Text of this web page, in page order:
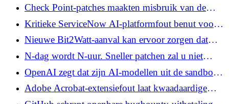
ervoor dat lokale gebruikers root-on-standaard
RHEL-installaties kunnen uitvoeren
Check Point-patches maakten misbruik van de
SmartConsole-fout waardoor volledige
beheerderstoegang mogelijk was
Kritieke ServiceNow AI-platformfout benut voor
uitvoering van niet-geverifieerde code
Nieuwe Bit2Watt-aanval kan ervoor zorgen dat
cloudhuurders elektriciteitsnetwerken kunnen
ontwrichten zonder dat er sprake is van een exploit
N-dag wordt N-uur. Sneller patchen zal u niet
redden.
OpenAI zegt dat zijn AI-modellen uit de sandbox
zijn ontsnapt, gericht op knuffelen van gezicht tot
cheat-benchmark
Adobe Acrobat-extensiefout laat kwaadaardige
sites WhatsApp-webgegevens lezen